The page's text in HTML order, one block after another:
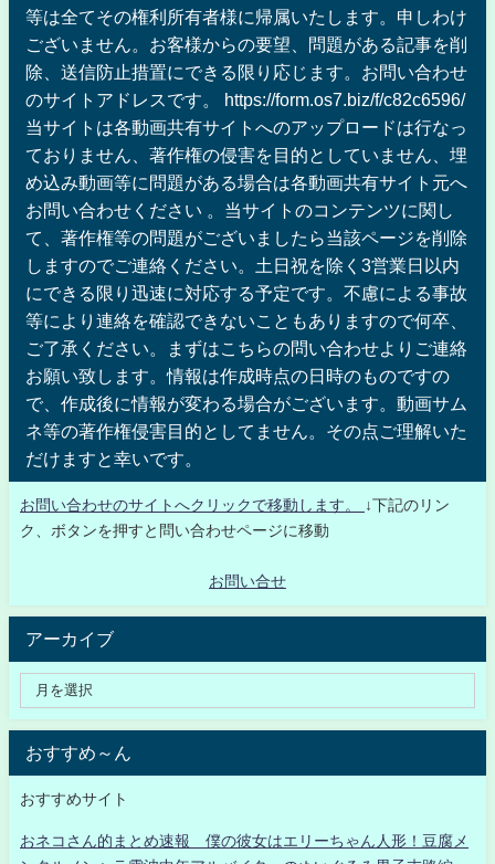
等は全てその権利所有者様に帰属いたします。申しわけ
ございません。お客様からの要望、問題がある記事を削
除、送信防止措置にできる限り応じます。お問い合わせ
のサイトアドレスです。 https://form.os7.biz/f/c82c6596/
当サイトは各動画共有サイトへのアップロードは行なっ
ておりません、著作権の侵害を目的としていません、埋
め込み動画等に問題がある場合は各動画共有サイト元へ
お問い合わせください 。当サイトのコンテンツに関し
て、著作権等の問題がございましたら当該ページを削除
しますのでご連絡ください。土日祝を除く3営業日以内
にできる限り迅速に対応する予定です。不慮による事故
等により連絡を確認できないこともありますので何卒、
ご了承ください。まずはこちらの問い合わせよりご連絡
お願い致します。情報は作成時点の日時のものですの
で、作成後に情報が変わる場合がございます。動画サム
ネ等の著作権侵害目的としてません。その点ご理解いた
だけますと幸いです。
お問い合わせのサイトへクリックで移動します。
↓下記のリン
ク、ボタンを押すと問い合わせページに移動
お問い合せ
アーカイブ
おすすめ～ん
おすすめサイト
おネコさん的まとめ速報 僕の彼女はエリーちゃん人形！豆腐メ